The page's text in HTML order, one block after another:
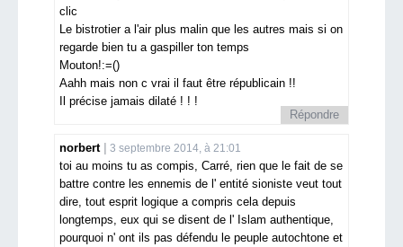
clic
Le bistrotier a l'air plus malin que les autres mais si on
regarde bien tu a gaspiller ton temps
Mouton!:=()
Aahh mais non c vrai il faut être républicain !!
Il précise jamais dilaté ! ! !
Répondre
norbert 3 septembre 2014, à 21:01
toi au moins tu as compis, Carré, rien que le fait de se
battre contre les ennemis de l' entité sioniste veut tout
dire, tout esprit logique a compris cela depuis
longtemps, eux qui se disent de l' Islam authentique,
pourquoi n' ont ils pas défendu le peuple autochtone et